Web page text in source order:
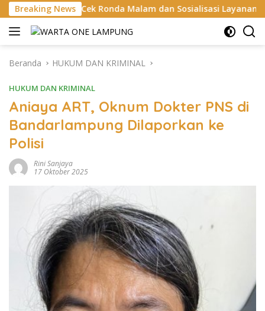
Langsung
ke
konten
Breaking News
Malam dan Sosialisasi Layanan 110 Aksi
Beranda HUKUM DAN KRIMINAL
HUKUM DAN KRIMINAL
Aniaya ART, Oknum Dokter PNS di
Bandarlampung Dilaporkan ke
Polisi
Rini Sanjaya
17 Oktober 2025